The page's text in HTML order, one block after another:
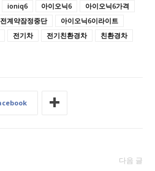
ioniq6 아이오닉6
아이오닉6가격
계약잠정중단
아이오닉6이라이트
전기차 전기친환경차
친환경차
다음 글